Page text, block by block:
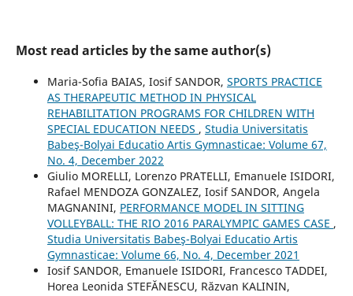
Most read articles by the same author(s)
Maria-Sofia BAIAS, Iosif SANDOR, SPORTS PRACTICE
AS THERAPEUTIC METHOD IN PHYSICAL
REHABILITATION PROGRAMS FOR CHILDREN WITH
SPECIAL EDUCATION NEEDS , Studia Universitatis
Babeş-Bolyai Educatio Artis Gymnasticae: Volume 67,
No. 4, December 2022
Giulio MORELLI, Lorenzo PRATELLI, Emanuele ISIDORI,
Rafael MENDOZA GONZALEZ, Iosif SANDOR, Angela
MAGNANINI, PERFORMANCE MODEL IN SITTING
VOLLEYBALL: THE RIO 2016 PARALYMPIC GAMES CASE ,
Studia Universitatis Babeş-Bolyai Educatio Artis
Gymnasticae: Volume 66, No. 4, December 2021
Iosif SANDOR, Emanuele ISIDORI, Francesco TADDEI,
Horea Leonida STEFĂNESCU, Răzvan KALININ,